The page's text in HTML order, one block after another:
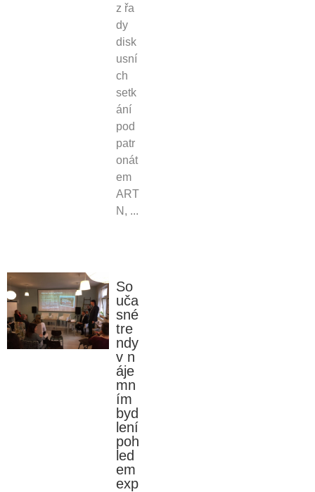
z řa
dy
disk
usní
ch
setk
ání
pod
patr
onát
em
ART
N, ...
So
uča
sné
tre
ndy
v n
áje
mn
ím
byd
lení
poh
led
em
exp